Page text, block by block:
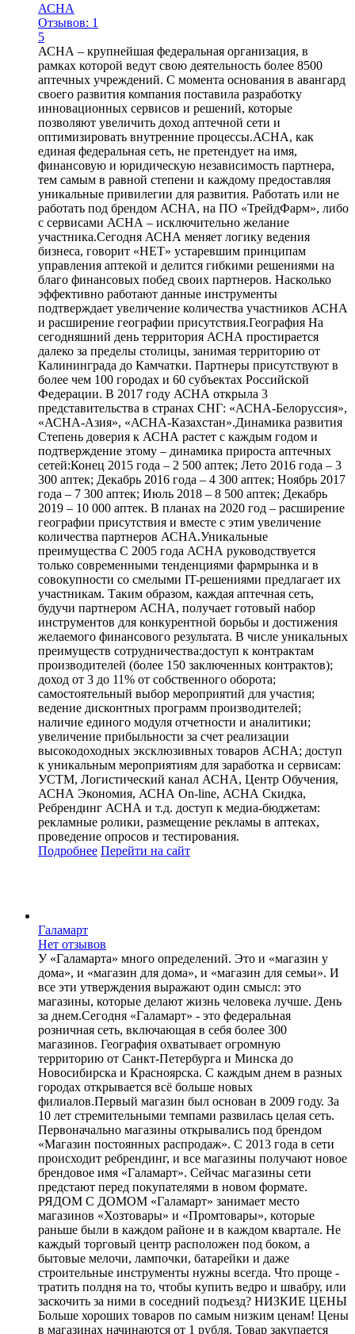
АСНА
Отзывов: 1
5
АСНА – крупнейшая федеральная организация, в
рамках которой ведут свою деятельность более 8500
аптечных учреждений. С момента основания в авангард
своего развития компания поставила разработку
инновационных сервисов и решений, которые
позволяют увеличить доход аптечной сети и
оптимизировать внутренние процессы.АСНА, как
единая федеральная сеть, не претендует на имя,
финансовую и юридическую независимость партнера,
тем самым в равной степени и каждому предоставляя
уникальные привилегии для развития. Работать или не
работать под брендом АСНА, на ПО «ТрейдФарм», либо
с сервисами АСНА – исключительно желание
участника.Сегодня АСНА меняет логику ведения
бизнеса, говорит «НЕТ» устаревшим принципам
управления аптекой и делится гибкими решениями на
благо финансовых побед своих партнеров. Насколько
эффективно работают данные инструменты
подтверждает увеличение количества участников АСНА
и расширение географии присутствия.География На
сегодняшний день территория АСНА простирается
далеко за пределы столицы, занимая территорию от
Калининграда до Камчатки. Партнеры присутствуют в
более чем 100 городах и 60 субъектах Российской
Федерации. В 2017 году АСНА открыла 3
представительства в странах СНГ: «АСНА-Белоруссия»,
«АСНА-Азия», «АСНА-Казахстан».Динамика развития
Степень доверия к АСНА растет с каждым годом и
подтверждение этому – динамика прироста аптечных
сетей:Конец 2015 года – 2 500 аптек; Лето 2016 года – 3
300 аптек; Декабрь 2016 года – 4 300 аптек; Ноябрь 2017
года – 7 300 аптек; Июль 2018 – 8 500 аптек; Декабрь
2019 – 10 000 аптек. В планах на 2020 год – расширение
географии присутствия и вместе с этим увеличение
количества партнеров АСНА.Уникальные
преимущества С 2005 года АСНА руководствуется
только современными тенденциями фармрынка и в
совокупности со смелыми IT-решениями предлагает их
участникам. Таким образом, каждая аптечная сеть,
будучи партнером АСНА, получает готовый набор
инструментов для конкурентной борьбы и достижения
желаемого финансового результата. В числе уникальных
преимуществ сотрудничества:доступ к контрактам
производителей (более 150 заключенных контрактов);
доход от 3 до 11% от собственного оборота;
самостоятельный выбор мероприятий для участия;
ведение дисконтных программ производителей;
наличие единого модуля отчетности и аналитики;
увеличение прибыльности за счет реализации
высокодоходных эксклюзивных товаров АСНА; доступ
к уникальным мероприятиям для заработка и сервисам:
УСТМ, Логистический канал АСНА, Центр Обучения,
АСНА Экономия, АСНА On-line, АСНА Скидка,
Ребрендинг АСНА и т.д. доступ к медиа-бюджетам:
рекламные ролики, размещение рекламы в аптеках,
проведение опросов и тестирования.
Подробнее Перейти на сайт
Галамарт
Нет отзывов
У «Галамарта» много определений. Это и «магазин у
дома», и «магазин для дома», и «магазин для семьи». И
все эти утверждения выражают один смысл: это
магазины, которые делают жизнь человека лучше. День
за днем.Сегодня «Галамарт» - это федеральная
розничная сеть, включающая в себя более 300
магазинов. География охватывает огромную
территорию от Санкт-Петербурга и Минска до
Новосибирска и Красноярска. С каждым днем в разных
городах открывается всё больше новых
филиалов.Первый магазин был основан в 2009 году. За
10 лет стремительными темпами развилась целая сеть.
Первоначально магазины открывались под брендом
«Магазин постоянных распродаж». С 2013 года в сети
происходит ребрендинг, и все магазины получают новое
брендовое имя «Галамарт». Сейчас магазины сети
предстают перед покупателями в новом формате.
РЯДОМ С ДОМОМ «Галамарт» занимает место
магазинов «Хозтовары» и «Промтовары», которые
раньше были в каждом районе и в каждом квартале. Не
каждый торговый центр расположен под боком, а
бытовые мелочи, лампочки, батарейки и даже
строительные инструменты нужны всегда. Что проще -
тратить полдня на то, чтобы купить ведро и швабру, или
заскочить за ними в соседний подъезд? НИЗКИЕ ЦЕНЫ
Больше хороших товаров по самым низким ценам! Цены
в магазинах начинаются от 1 рубля. Товар закупается